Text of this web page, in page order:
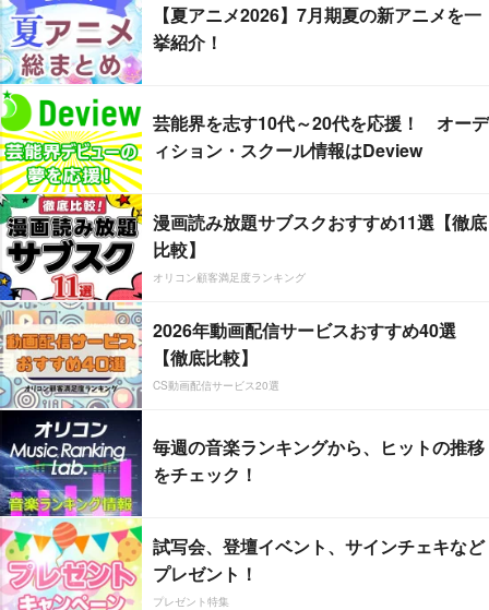
【夏アニメ2026】7月期夏の新アニメを一
挙紹介！
芸能界を志す10代～20代を応援！ オーデ
ィション・スクール情報はDeview
漫画読み放題サブスクおすすめ11選【徹底
比較】
オリコン顧客満足度ランキング
2026年動画配信サービスおすすめ40選
【徹底比較】
CS動画配信サービス20選
毎週の音楽ランキングから、ヒットの推移
をチェック！
試写会、登壇イベント、サインチェキなど
プレゼント！
プレゼント特集